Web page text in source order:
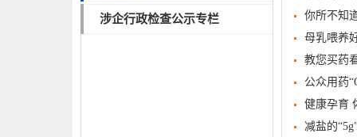
涉企行政检查公示专栏
你所不知
母乳喂养
教您买药
公众用药
健康孕育
减盐的